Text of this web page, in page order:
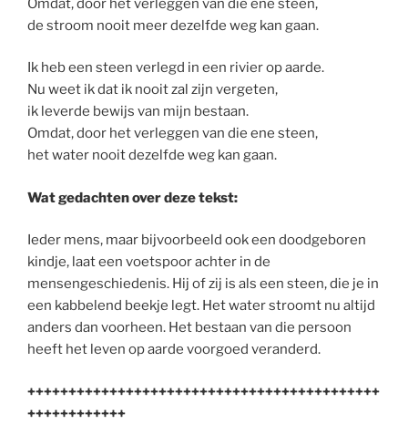
de stroom nooit meer dezelfde weg kan gaan.
Ik heb een steen verlegd in een rivier op aarde.
Nu weet ik dat ik nooit zal zijn vergeten,
ik leverde bewijs van mijn bestaan.
Omdat, door het verleggen van die ene steen,
het water nooit dezelfde weg kan gaan.
Wat gedachten over deze tekst:
Ieder mens, maar bijvoorbeeld ook een doodgeboren
kindje, laat een voetspoor achter in de
mensengeschiedenis. Hij of zij is als een steen, die je in
een kabbelend beekje legt. Het water stroomt nu altijd
anders dan voorheen. Het bestaan van die persoon
heeft het leven op aarde voorgoed veranderd.
+++++++++++++++++++++++++++++++++++++++++++
++++++++++++